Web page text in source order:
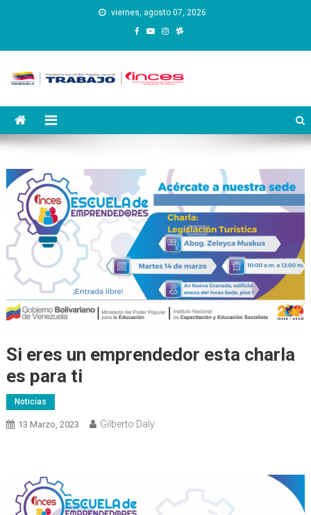
viernes, agosto 07, 2026
Instituto Nacional de
Capacitación y Educación
Si eres un emprendedor esta charla
es para ti
Noticias
13 Marzo, 2023 Gilberto Daly